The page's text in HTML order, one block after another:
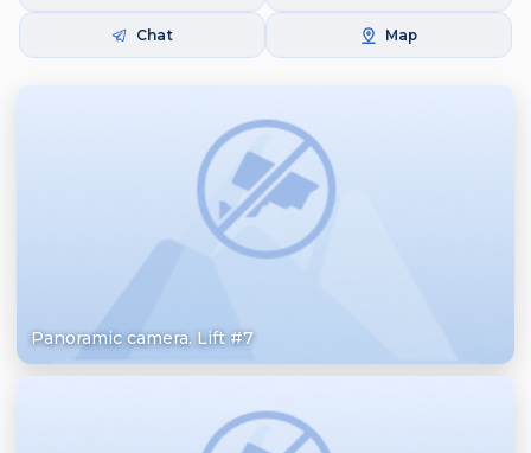
Chat Map
Panoramic camera. Lift #7